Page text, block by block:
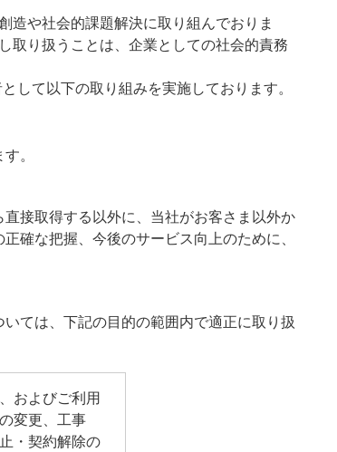
造や社会的課題解決に取り組んでおりま
取り扱うことは、企業としての社会的責務
して以下の取り組みを実施しております。
。
接取得する以外に、当社がお客さま以外か
確な把握、今後のサービス向上のために、
ては、下記の目的の範囲内で適正に取り扱
およびご利用
変更、工事
・契約解除の